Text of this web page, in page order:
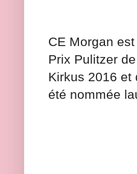
CE Morgan
Prix ​​Pulitzer
Kirkus 2016 et
été nommée